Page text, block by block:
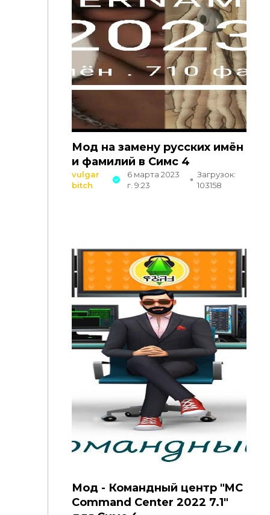
Мод на замену русских имён
и фамилий в Симс 4
vulgar
bitch
6 марта 2023
г. 9:23
Загрузок:
103158
Мод - Командный центр "MC
Command Center 2022 7.1"